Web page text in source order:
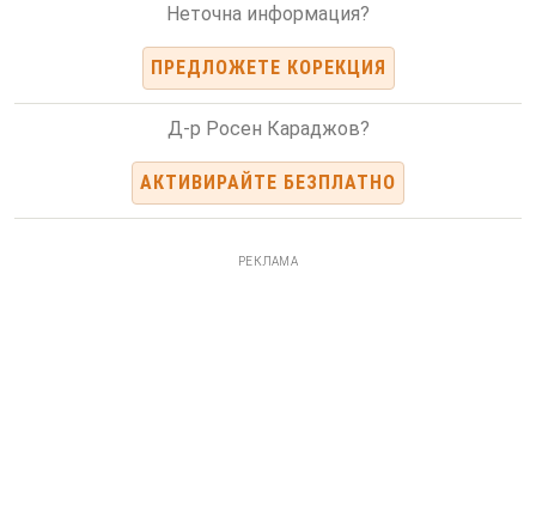
Неточна информация?
ПРЕДЛОЖЕТЕ КОРЕКЦИЯ
Д-р Росен Караджов?
АКТИВИРАЙТЕ БЕЗПЛАТНО
РЕКЛАМА